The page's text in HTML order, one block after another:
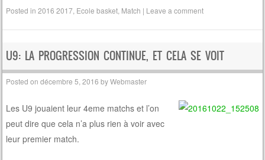
Posted in2016 2017 Ecole basket Match | Leave a comment
U9: LA PROGRESSION CONTINUE, ET CELA SE VOIT
Posted ondécembre 5, 2016 byWebmaster
Les U9 jouaient leur 4eme matchs et l’on
peut dire que cela n’a plus rien à voir avec
leur premier match.